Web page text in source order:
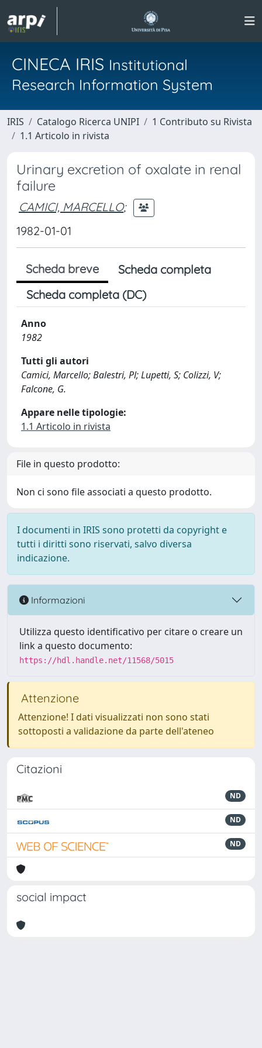
CINECA IRIS Institutional
Research Information System
IRIS Catalogo Ricerca UNIPI
1 Contributo su Rivista
1.1 Articolo in rivista
Urinary excretion of oxalate in renal
failure
CAMICI, MARCELLO;
1982-01-01
Scheda breve
Scheda completa
Scheda completa (DC)
Anno
1982
Tutti gli autori
Camici, Marcello; Balestri, Pl; Lupetti, S; Colizzi, V;
Falcone, G.
Appare nelle tipologie:
1.1 Articolo in rivista
File in questo prodotto:
Non ci sono file associati a questo prodotto.
I documenti in IRIS sono protetti da copyright e
tutti i diritti sono riservati, salvo diversa
indicazione.
Informazioni
Utilizza questo identificativo per citare o creare un
link a questo documento:
https://hdl.handle.net/11568/5015
Attenzione
Attenzione! I dati visualizzati non sono stati
sottoposti a validazione da parte dell'ateneo
Citazioni
ND
ND
ND
social impact